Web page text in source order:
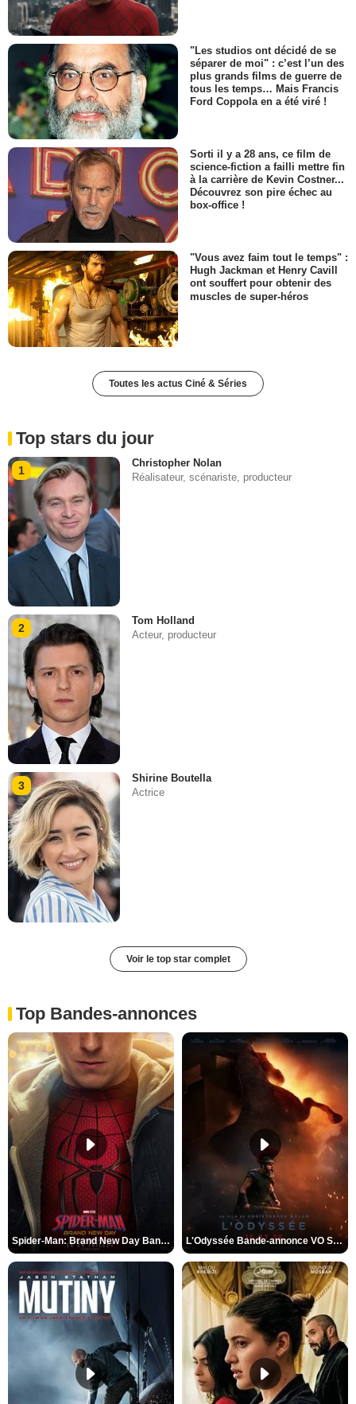
"Les studios ont décidé de se
séparer de moi" : c’est l’un des
plus grands films de guerre de
tous les temps… Mais Francis
Ford Coppola en a été viré !
Sorti il y a 28 ans, ce film de
science-fiction a failli mettre fin
à la carrière de Kevin Costner...
Découvrez son pire échec au
box-office !
"Vous avez faim tout le temps" :
Hugh Jackman et Henry Cavill
ont souffert pour obtenir des
muscles de super-héros
Toutes les actus Ciné & Séries
Top stars du jour
1
Christopher Nolan
Réalisateur, scénariste, producteur
2
Tom Holland
Acteur, producteur
3
Shirine Boutella
Actrice
Voir le top star complet
Top Bandes-annonces
Spider-Man: Brand New Day Bande-annonce VO STFR L'Odyssée Bande-annonce VO STFR